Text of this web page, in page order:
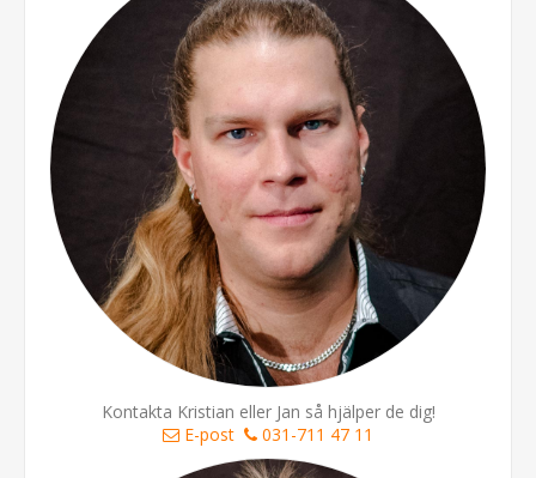
Kontakta Kristian eller Jan så hjälper de dig!
E-post
031-711 47 11